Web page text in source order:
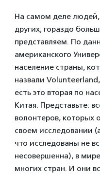
На самом деле
других, гораздо
представляем. По
американского
население страны,
назвали
есть это вторая по
Китая. Представьте:
волонтеров, которых
своем исследовании
что исследованы не
несовершенна), в
многих стран. И они